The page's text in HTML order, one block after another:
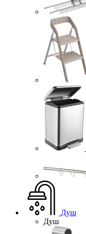
Душ
Душ